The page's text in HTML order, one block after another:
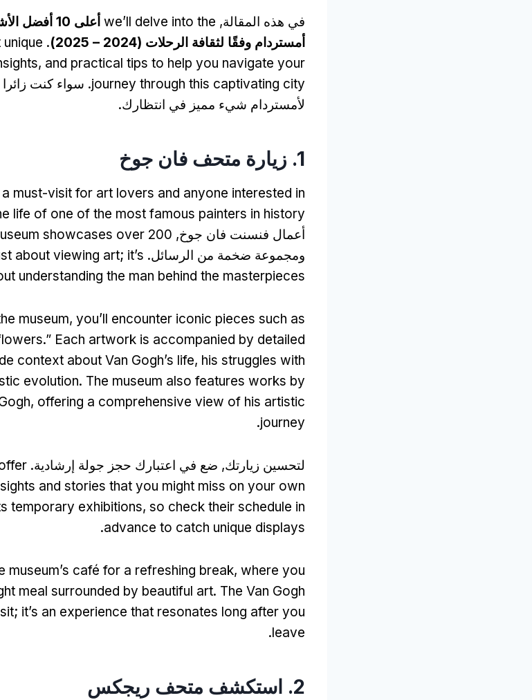
في هذه المقالة, we’ll delve into the
أعلى 10
أمستردام وفقًا لثقافة الرحلات (2024 – 2025)
.
, and practical tips to help you navigate your
journey through this captivating city. سواء كنت
لأمستردام شيء مميز في انتظارك.
1. زيارة متحف فان جوخ
a must-visit for art lovers and anyone interested in
life of one of the most famous painters in history
أعمال فنسنت فان جوخ,
showcases over
ومجموعة ضخمة من الرسائل.
about viewing art; it’s
understanding the man behind the masterpieces
museum, you’ll encounter iconic pieces such as
Each artwork is accompanied by detailed
context about Van Gogh’s life, his struggles with
evolution. The museum also features works by
, offering a comprehensive view of his artistic
journey
.
لتحسين زيارتك, ضع في اعتبارك حجز جولة إرشادية.
and stories that you might miss on your own
temporary exhibitions, so check their schedule in
advance to catch unique displays
.
museum’s café for a refreshing break, where you
meal surrounded by beautiful art. The Van Gogh
; it’s an experience that resonates long after you
leave
.
2. استكشف متحف ريجكس